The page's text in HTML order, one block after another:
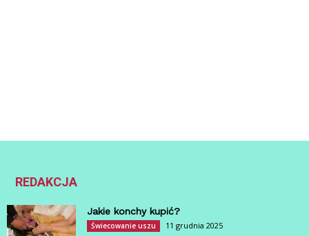
REDAKCJA
Jakie konchy kupić?
Świecowanie uszu 11 grudnia 2025